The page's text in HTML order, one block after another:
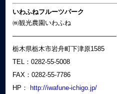
いわふねフルーツパーク
㈱観光農園いわふね
————————————————
栃木県栃木市岩舟町下津原1585
TEL：0282-55-5008
FAX：0282-55-7786
HP：
http://iwafune-ichigo.jp/